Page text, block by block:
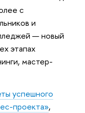
с
и
— новый
этапах
мастер-
успешного
проекта»,